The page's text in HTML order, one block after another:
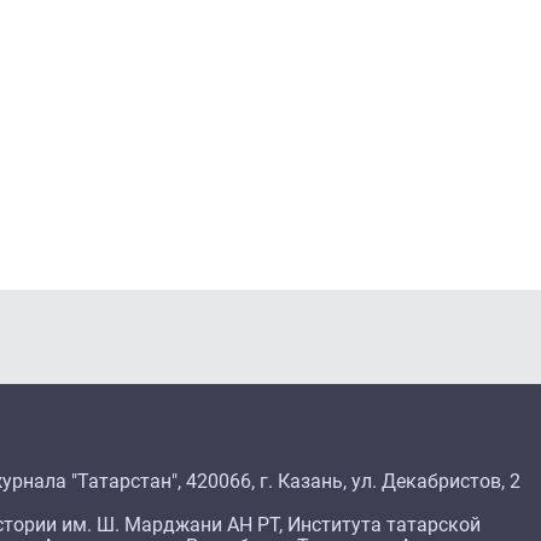
"Татарстан", 420066, г. Казань, ул. Декабристов, 2
им. Ш. Марджани АН РТ, Института татарской